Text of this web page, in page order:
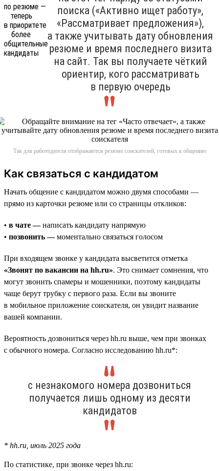
поиска («Активно ищет работу»,
«Рассматривает предложения»),
а также учитывать дату обновления
резюме и время последнего визита
на сайт. Так вы получаете чёткий
ориентир, кого рассматривать
в первую очередь
Так для работодателя отображаются резюме соискателей, готовых к общению
Как связаться с кандидатом
Начать общение с кандидатом можно двумя способами —
прямо из карточки резюме или со страницы откликов:
• в чате —написать кандидату напрямую
• позвонить —моментально связаться голосом
При входящем звонке у кандидата высветится отметка
«Звонят по вакансии на hh.ru». Это снимает сомнения, что
могут звонить спамеры и мошенники, поэтому кандидаты
чаще берут трубку с первого раза. Если вы звоните
в мобильное приложение соискателя, он увидит название
вашей компании.
Вероятность дозвониться через hh.ru выше, чем при звонках
с обычного номера. Согласно исследованию hh.ru*:
с незнакомого номера дозвониться
получается лишь одному из десяти
кандидатов
* hh.ru, июль 2025 года
По статистике, при звонке через hh.ru: